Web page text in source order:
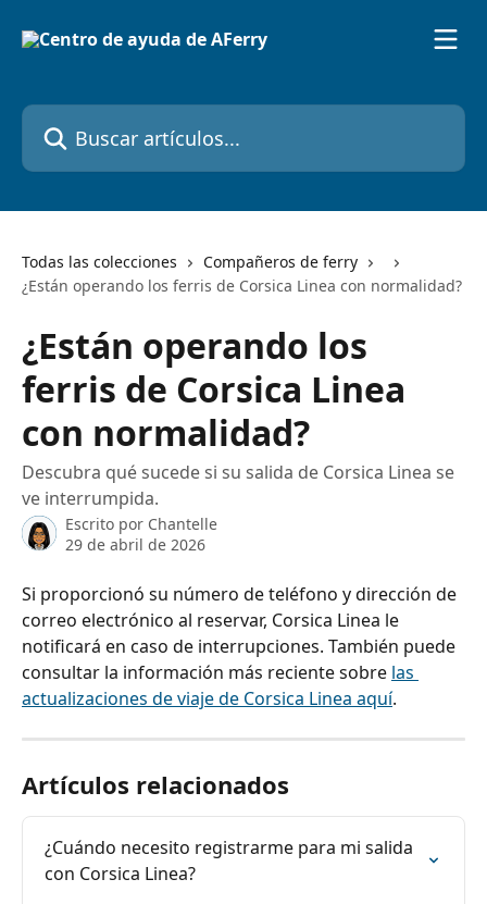
Buscar artículos...
Todas las colecciones
Compañeros de ferry
¿Están operando los ferris de Corsica Linea con normalidad?
¿Están operando los
ferris de Corsica Linea
con normalidad?
Descubra qué sucede si su salida de Corsica Linea se
ve interrumpida.
Escrito por Chantelle
29 de abril de 2026
Si proporcionó su número de teléfono y dirección de
correo electrónico al reservar, Corsica Linea le
notificará en caso de interrupciones. También puede
consultar la información más reciente sobre las
actualizaciones de viaje de Corsica Linea aquí.
Artículos relacionados
¿Cuándo necesito registrarme para mi salida
con Corsica Linea?